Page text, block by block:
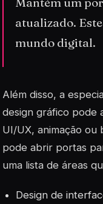
atualizado.
mundo digital.
Além disso, a
design gráfico pode
UI/UX, animação
pode abrir portas
uma lista de áreas
Design de